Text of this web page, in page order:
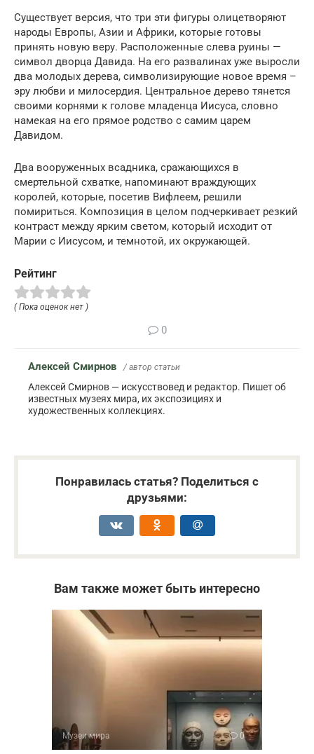
Существует версия, что три эти фигуры олицетворяют
народы Европы, Азии и Африки, которые готовы
принять новую веру. Расположенные слева руины —
символ дворца Давида. На его развалинах уже выросли
два молодых дерева, символизирующие новое время –
эру любви и милосердия. Центральное дерево тянется
своими корнями к голове младенца Иисуса, словно
намекая на его прямое родство с самим царем
Давидом.
Два вооруженных всадника, сражающихся в
смертельной схватке, напоминают враждующих
королей, которые, посетив Вифлеем, решили
помириться. Композиция в целом подчеркивает резкий
контраст между ярким светом, который исходит от
Марии с Иисусом, и темнотой, их окружающей.
Рейтинг
( Пока оценок нет )
0
Алексей Смирнов / автор статьи
Алексей Смирнов — искусствовед и редактор. Пишет об
известных музеях мира, их экспозициях и
художественных коллекциях.
Понравилась статья? Поделиться с
друзьями:
Вам также может быть интересно
Музеи мира 0